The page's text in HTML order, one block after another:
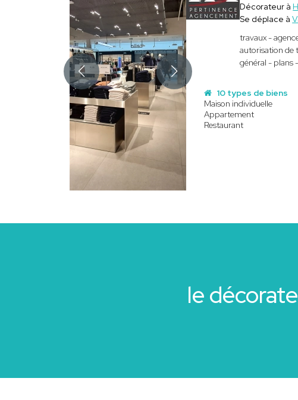
Décorateur à
Se déplace à
travaux -
autorisation de
général - plans
10 types de biens
Maison individuelle
Appartement
Restaurant
le